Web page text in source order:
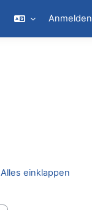
Anmelden
Alles einklappen